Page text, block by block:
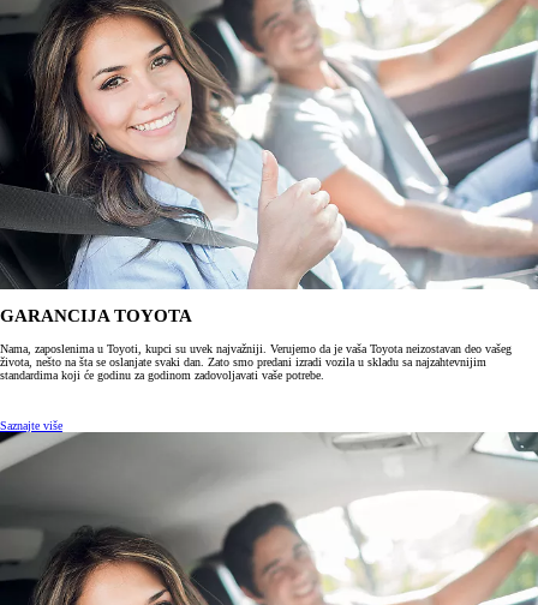
GARANCIJA TOYOTA
Nama, zaposlenima u Toyoti, kupci su uvek najvažniji. Verujemo da je vaša Toyota neizostavan deo vašeg
života, nešto na šta se oslanjate svaki dan. Zato smo predani izradi vozila u skladu sa najzahtevnijim
standardima koji će godinu za godinom zadovoljavati vaše potrebe.
Saznajte više